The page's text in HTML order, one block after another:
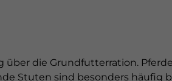
über die Grundfutterration.
Stuten sind besonders häufig